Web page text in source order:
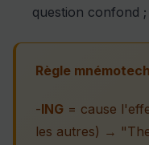
question confond
Règle
-ING = cause
les autres) →